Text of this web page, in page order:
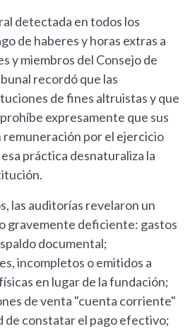
detectada en todos los
de haberes y horas extras a
y miembros del Consejo de
recordó que las
de fines altruistas y que
expresamente que sus
por el ejercicio
práctica desnaturaliza la
las auditorías revelaron un
gravemente deficiente: gastos
documental;
incompletos o emitidos a
en lugar de la fundación;
de venta "cuenta corriente"
de constatar el pago efectivo;